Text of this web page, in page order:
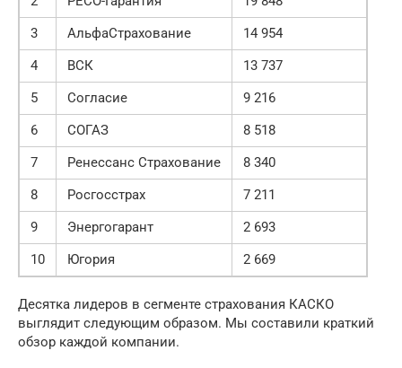
3
АльфаСтрахование
14 954
4
ВСК
13 737
5
Согласие
9 216
6
СОГАЗ
8 518
7
Ренессанс Страхование
8 340
8
Росгосстрах
7 211
9
Энергогарант
2 693
10
Югория 2 669
Десятка лидеров в сегменте страхования КАСКО
выглядит следующим образом. Мы составили краткий
обзор каждой компании.